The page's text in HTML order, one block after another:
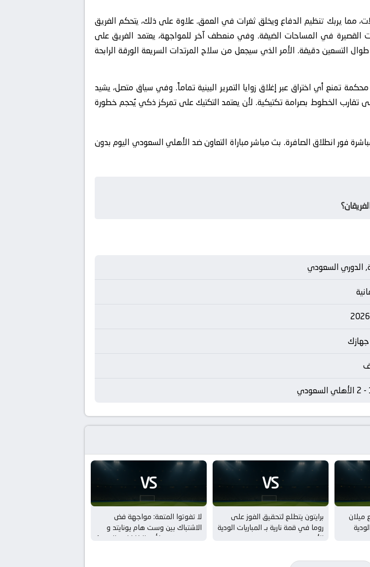
مما يربك تنظيم الدفاع ويخلق ثغرات في العمق. علاوة على ذلك، يتحكم الفريق
القصيرة في المساحات الضيقة. وفي منعطف آخر للمواجهة، يعتمد الفريق على
التسعين دقيقة. الأمر الذي سيجعل من سلاح المرتدات السريعة الورقة الرابحة
تمنع أي اختراق عبر إغلاق زوايا التمرير البينية تماماً. وفي سياق متصل، يشيد
على تقارب الخطوط بصرامة تكتيكية. لأن يعتمد التكتيك على تمركز ذكي يُحجم خطورة
فور انطلاق الصافرة. بث مباشر مباراة التعاون ضد الأهلي السعودي اليوم بدون
الدوري السعودي
VS
برايتون يتطلع لتحقيق الفوز على
روما في قمة نارية بـ المباريات الودية
للأندية
VS
لا تفوتوا المتعة: مواجهة فض
الاشتباك بين وست هام يونايتد و
بورتسموث بـ كأس الكاراباو – الدور 1